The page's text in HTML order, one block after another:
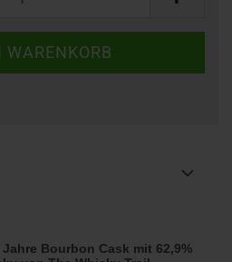
Bourbon Cask mit 62,9%